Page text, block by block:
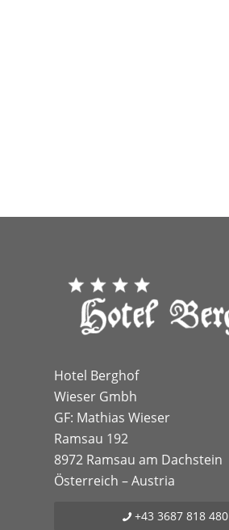
Hotel Berghof
Wieser Gmbh
GF: Mathias Wieser
Ramsau 192
8972 Ramsau am Dachstein
Österreich – Austria
+43 3687 818 480